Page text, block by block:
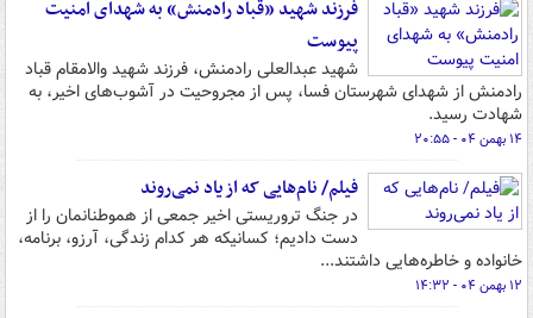
فرزند شهید «قباد رادمنش» به شهدای امنیت
پیوست
شهید عبدالعلی رادمنش، فرزند شهید والامقام قباد
رادمنش از شهدای شهرستان فسا، پس از مجروحیت در آشوب‌های اخیر، به
شهادت رسید.
۱۴ بهمن ۰۴ - ۲۰:۵۵
فیلم/ نام‌هایی که از یاد نمی‌روند
در جنگ تروریستی اخیر جمعی از هموطنانمان را از
دست دادیم؛ کسانیکه هر کدام زندگی، آرزو، برنامه،
خانواده و خاطره‌هایی داشتند...
۱۲ بهمن ۰۴ - ۱۴:۳۲